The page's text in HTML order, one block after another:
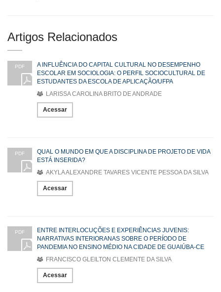
Artigos Relacionados
PDF
A INFLUÊNCIA DO CAPITAL CULTURAL NO DESEMPENHO
ESCOLAR EM SOCIOLOGIA: O PERFIL SOCIOCULTURAL DE
ESTUDANTES DA ESCOLA DE APLICAÇÃO/UFPA
LARISSA CAROLINA BRITO DE ANDRADE
Acessar
PDF
QUAL O MUNDO EM QUE A DISCIPLINA DE PROJETO DE VIDA
ESTÁ INSERIDA?
AKYLA ALEXANDRE TAVARES VICENTE PESSOA DA SILVA
Acessar
PDF
ENTRE INTERLOCUÇÕES E EXPERIÊNCIAS JUVENIS:
NARRATIVAS INTERIORANAS SOBRE O PERÍODO DE
PANDEMIA NO ENSINO MÉDIO NA CIDADE DE GUAIÚBA-CE
FRANCISCO GLEILTON CLEMENTE DA SILVA
Acessar